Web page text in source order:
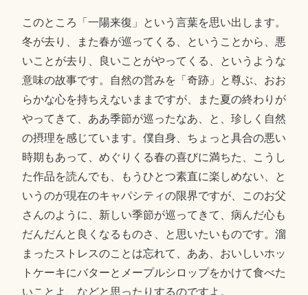
このところ「一陽来復」という言葉を思い出します。
冬が去り、また春が巡ってくる、ということから、悪
いことが去り、良いことがやってくる、というような
意味の故事です。自然の営みを「奇跡」と尊ぶ、おお
らかな心を持ちえないままですが、また夏の終わりが
やってきて、ああ季節が巡ったなあ、と、珍しく自然
の摂理を感じています。僕自身、ちょっと具合の悪い
時期もあって、めぐりくる春の喜びに満ちた、こうし
た作品を読んでも、もうひとつ素直に楽しめない、と
いうのが現在のキャパシティの限界ですが、このお父
さんのように、新しい季節が巡ってきて、病んだ心も
だんだんと良くなるものさ、と思いたいものです。溜
まったストレスのことは忘れて、ああ、おいしいホッ
トケーキにバターとメープルシロップをかけて食べた
いことよ、などと思ったりするのですよ。